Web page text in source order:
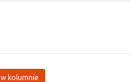
kolumnie